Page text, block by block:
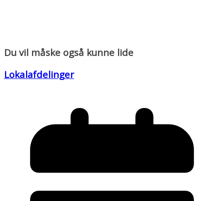
Du vil måske også kunne lide
Lokalafdelinger